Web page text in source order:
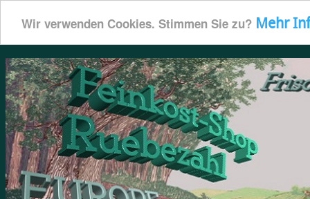
Wir verwenden Cookies. Stimmen Sie zu? Mehr